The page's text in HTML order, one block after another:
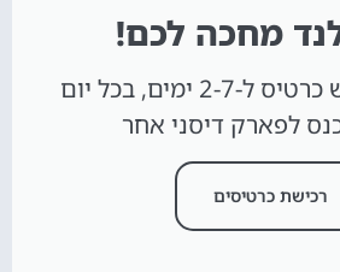
מחכה לכם!
אפשרות לרכוש כרטיס ל-2-7 ימים, בכל יום
לפארק דיסני אחר
רכישת כרטיסים